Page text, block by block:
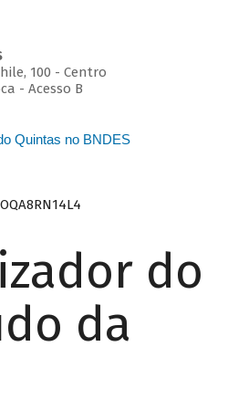
100 - Centro
- Acesso B
Quintas no BNDES
do
da